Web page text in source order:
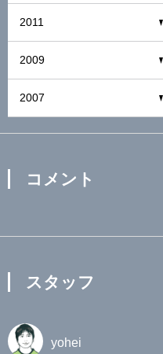
2011
2009
2007
コメント
スタッフ
yohei